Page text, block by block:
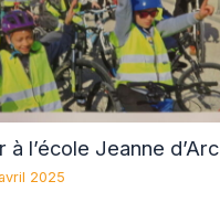
à l’école Jeanne d’Arc
2025